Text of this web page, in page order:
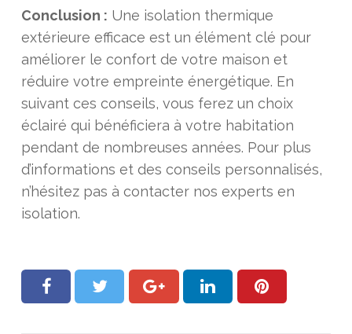
Conclusion : Une isolation thermique
extérieure efficace est un élément clé pour
améliorer le confort de votre maison et
réduire votre empreinte énergétique. En
suivant ces conseils, vous ferez un choix
éclairé qui bénéficiera à votre habitation
pendant de nombreuses années. Pour plus
d’informations et des conseils personnalisés,
n’hésitez pas à contacter nos experts en
isolation.